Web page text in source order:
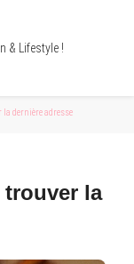
& Lifestyle !
dernière adresse
la